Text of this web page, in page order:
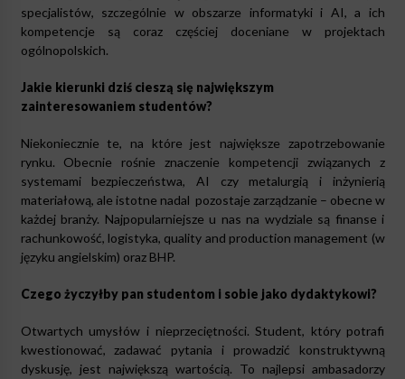
specjalistów, szczególnie w obszarze informatyki i AI, a ich
kompetencje są coraz częściej doceniane w projektach
ogólnopolskich.
Jakie kierunki dziś cieszą się największym
zainteresowaniem studentów?
Niekoniecznie te, na które jest największe zapotrzebowanie
rynku. Obecnie rośnie znaczenie kompetencji związanych z
systemami bezpieczeństwa, AI czy metalurgią i inżynierią
materiałową, ale istotne nadal pozostaje zarządzanie – obecne w
każdej branży. Najpopularniejsze u nas na wydziale są finanse i
rachunkowość, logistyka, quality and production management (w
języku angielskim) oraz BHP.
Czego życzyłby pan studentom i sobie jako dydaktykowi?
Otwartych umysłów i nieprzeciętności. Student, który potrafi
kwestionować, zadawać pytania i prowadzić konstruktywną
dyskusję, jest największą wartością. To najlepsi ambasadorzy